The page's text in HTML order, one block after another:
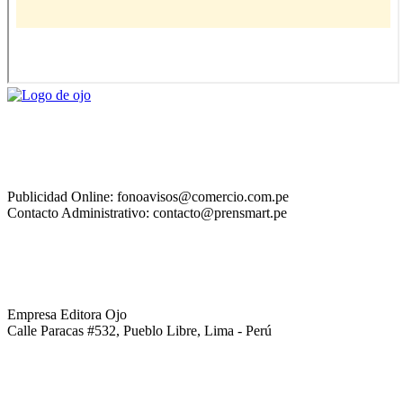
Publicidad Online: fonoavisos@comercio.com.pe
Contacto Administrativo: contacto@prensmart.pe
Empresa Editora Ojo
Calle Paracas #532, Pueblo Libre, Lima - Perú